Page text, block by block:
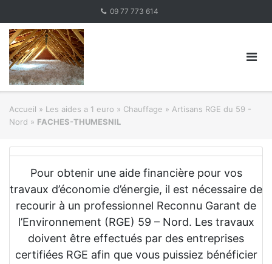
content
09 77 773 614
Accueil » Les aides a 1 euro » Chauffage » Artisans RGE du 59 -
Nord » FACHES-THUMESNIL
Pour obtenir une aide financière pour vos
travaux d’économie d’énergie, il est nécessaire de
recourir à un professionnel Reconnu Garant de
l’Environnement (RGE) 59 – Nord. Les travaux
doivent être effectués par des entreprises
certifiées RGE afin que vous puissiez bénéficier